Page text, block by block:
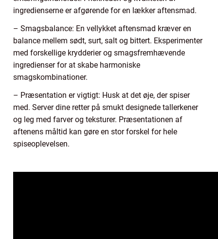
ingredienserne er afgørende for en lækker aftensmad.
– Smagsbalance: En vellykket aftensmad kræver en
balance mellem sødt, surt, salt og bittert. Eksperimenter
med forskellige krydderier og smagsfremhævende
ingredienser for at skabe harmoniske
smagskombinationer.
– Præsentation er vigtigt: Husk at det øje, der spiser
med. Server dine retter på smukt designede tallerkener
og leg med farver og teksturer. Præsentationen af
aftenens måltid kan gøre en stor forskel for hele
spiseoplevelsen.